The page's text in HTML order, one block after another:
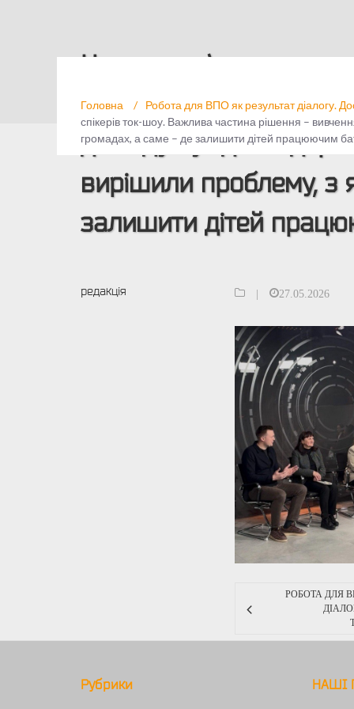
На цьому фото –
був одним із
досвіду сусідів.
вирішили проблему, з
залишити дітей
Головна / Робота для ВПО як результат діалогу.
спікерів ток-шоу. Важлива частина рішення –
громадах, а саме – де залишити дітей працюючим
редакція 27.05.2026
РОБОТА ДЛЯ
Рубрики НАШІ